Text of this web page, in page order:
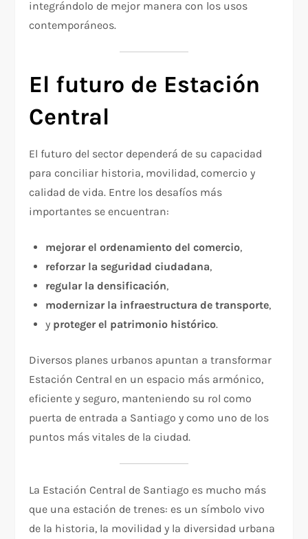
integrándolo de mejor manera con los usos
contemporáneos.
El futuro de Estación
Central
El futuro del sector dependerá de su capacidad
para conciliar historia, movilidad, comercio y
calidad de vida. Entre los desafíos más
importantes se encuentran:
mejorar el ordenamiento del comercio,
reforzar la seguridad ciudadana,
regular la densificación,
modernizar la infraestructura de transporte,
y proteger el patrimonio histórico.
Diversos planes urbanos apuntan a transformar
Estación Central en un espacio más armónico,
eficiente y seguro, manteniendo su rol como
puerta de entrada a Santiago y como uno de los
puntos más vitales de la ciudad.
La Estación Central de Santiago es mucho más
que una estación de trenes: es un símbolo vivo
de la historia, la movilidad y la diversidad urbana